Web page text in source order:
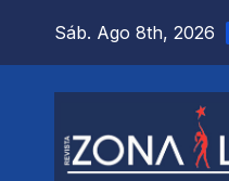
Sáb. Ago 8th, 2026